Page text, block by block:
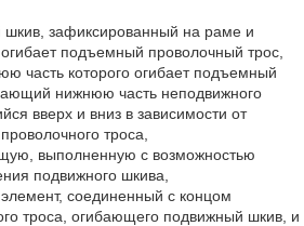
зафиксированный на раме и
подъемный проволочный трос,
часть которого огибает подъемный
нижнюю часть неподвижного
вверх и вниз в зависимости от
троса,
выполненную с возможностью
подвижного шкива,
соединенный с концом
троса, огибающего подвижный шкив, и